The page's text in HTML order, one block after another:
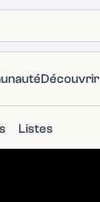
Découvrir
Listes